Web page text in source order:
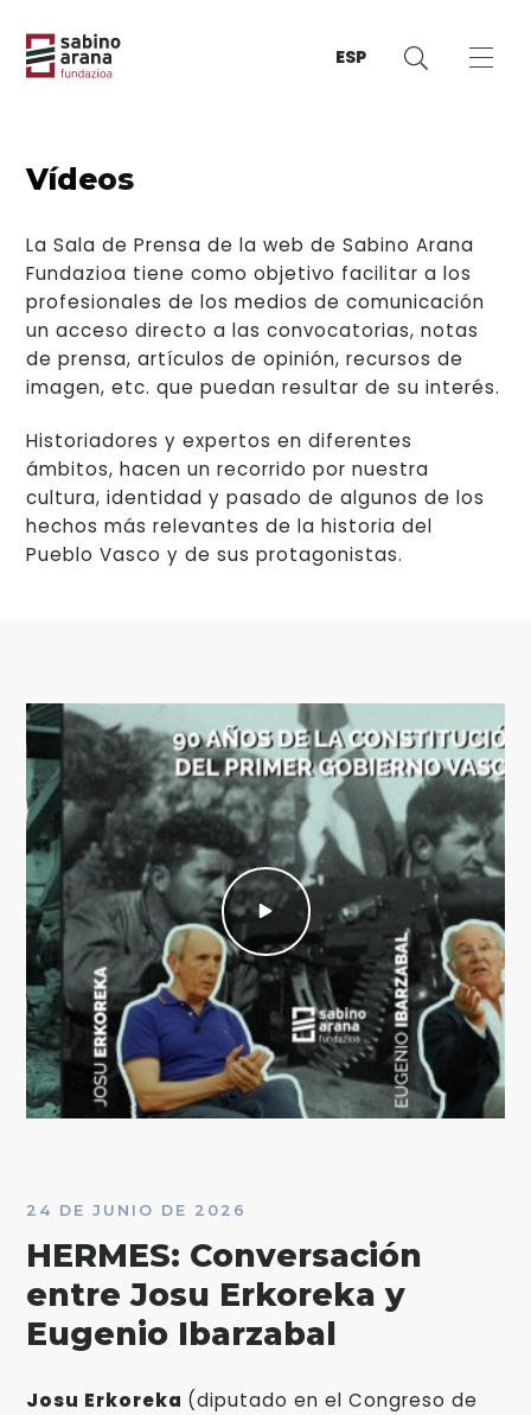
ESP
Vídeos
La Sala de Prensa de la web de Sabino Arana
Fundazioa tiene como objetivo facilitar a los
profesionales de los medios de comunicación
un acceso directo a las convocatorias, notas
de prensa, artículos de opinión, recursos de
imagen, etc. que puedan resultar de su interés.
Historiadores y expertos en diferentes
ámbitos, hacen un recorrido por nuestra
cultura, identidad y pasado de algunos de los
hechos más relevantes de la historia del
Pueblo Vasco y de sus protagonistas.
24 DE JUNIO DE 2026
HERMES: Conversación
entre Josu Erkoreka y
Eugenio Ibarzabal
Josu Erkoreka (diputado en el Congreso de